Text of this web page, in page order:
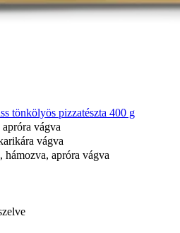
tönkölyös pizzatészta 400 g
vágva
vágva
hámozva, apróra vágva